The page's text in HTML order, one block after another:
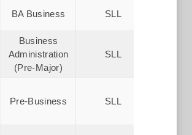
BA Business SLL
Business
Administration
(Pre-Major)
SLL
Pre-Business SLL